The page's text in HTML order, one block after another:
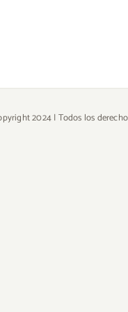
2024 | Todos los